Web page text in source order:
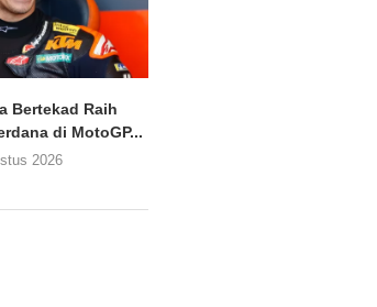
Bertekad Raih
di MotoGP...
2026